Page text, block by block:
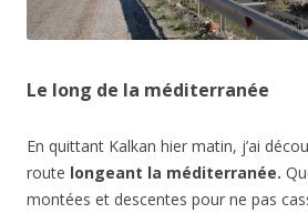
Le long de la méditerranée
En quittant Kalkan hier matin, j’ai
route longeant la méditerranée.
montées et descentes pour ne pas